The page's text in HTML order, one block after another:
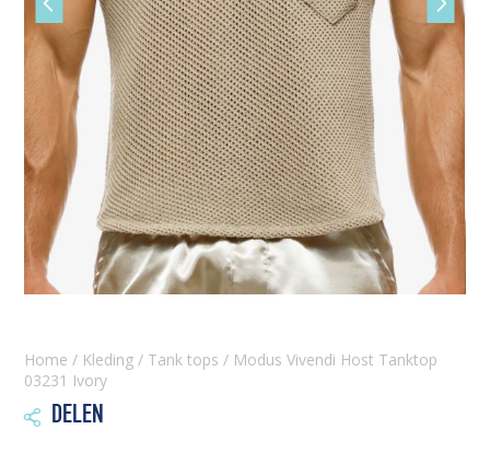
Vorige
slide
slide
Home / Kleding / Tank tops / Modus Vivendi Host Tanktop
03231 Ivory
 DELEN